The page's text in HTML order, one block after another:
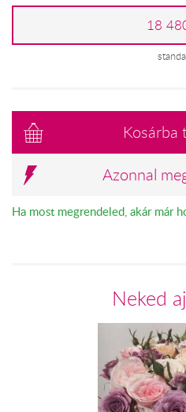
18
Kosárba
Azonnal
Ha most megrendeled, akár már
Neked